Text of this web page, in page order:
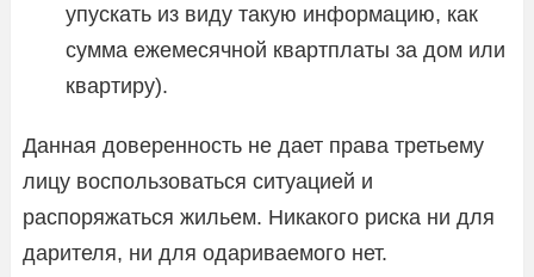
упускать из виду такую информацию, как
сумма ежемесячной квартплаты за дом или
квартиру).
Данная доверенность не дает права третьему
лицу воспользоваться ситуацией и
распоряжаться жильем. Никакого риска ни для
дарителя, ни для одариваемого нет.